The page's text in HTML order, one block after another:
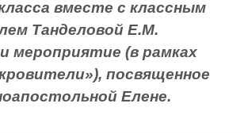
вместе с классным
Танделовой Е.М.
мероприятие (в рамках
посвященное
Елене.